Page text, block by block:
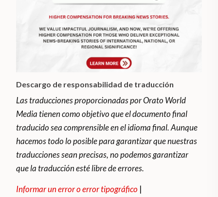
Descargo de responsabilidad de traducción
Las traducciones proporcionadas por Orato World
Media tienen como objetivo que el documento final
traducido sea comprensible en el idioma final. Aunque
hacemos todo lo posible para garantizar que nuestras
traducciones sean precisas, no podemos garantizar
que la traducción esté libre de errores.
Informar un error o error tipográfico |